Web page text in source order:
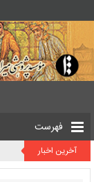
فهرست
آخرین اخبار